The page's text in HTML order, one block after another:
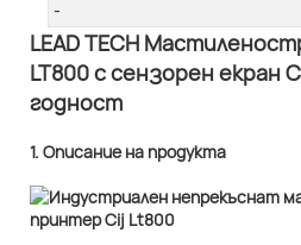
-
LEAD TECH
LT800 с сензорен екран
годност
1. Описание на продукта